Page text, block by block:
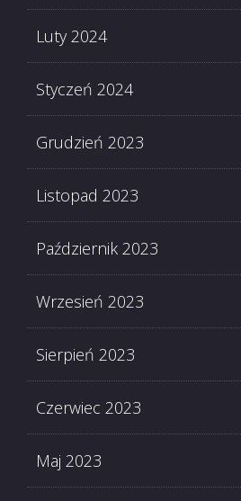
Luty 2024
Styczeń 2024
Grudzień 2023
Listopad 2023
Październik 2023
Wrzesień 2023
Sierpień 2023
Czerwiec 2023
Maj 2023